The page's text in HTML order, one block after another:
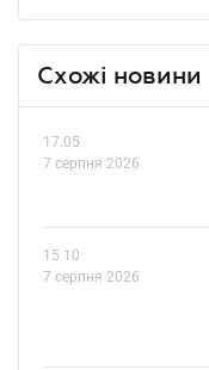
Схожі новини
17.05
7 серпня 2026
15.10
7 серпня 2026